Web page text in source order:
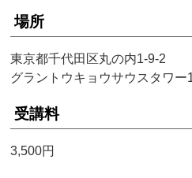
場所
東京都千代田区丸の内1-9-2
グラントウキョウサウスタワー
受講料
3,500円